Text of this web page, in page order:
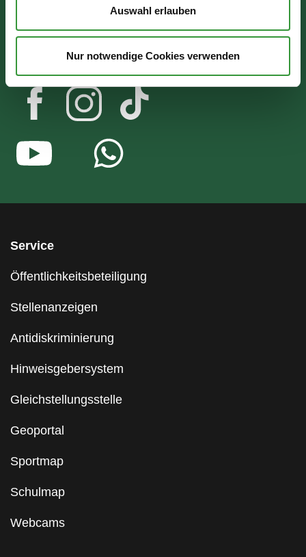
Auswahl erlauben
Nur notwendige Cookies verwenden
Service
Öffentlichkeitsbeteiligung
Stellenanzeigen
Antidiskriminierung
Hinweisgebersystem
Gleichstellungsstelle
Geoportal
Sportmap
Schulmap
Webcams
Fr: 07:30 - 12:00 Uhr